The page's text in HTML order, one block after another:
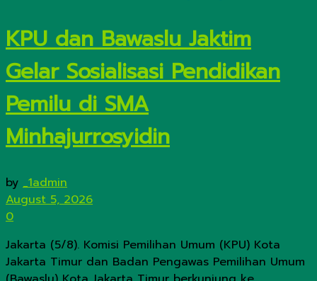
KPU dan Bawaslu Jaktim
Gelar Sosialisasi Pendidikan
Pemilu di SMA
Minhajurrosyidin
by _1admin
August 5, 2026
0
Jakarta (5/8). Komisi Pemilihan Umum (KPU) Kota
Jakarta Timur dan Badan Pengawas Pemilihan Umum